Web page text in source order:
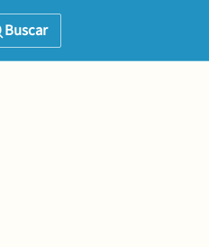
Buscar